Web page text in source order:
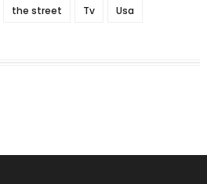
the street Tv Usa